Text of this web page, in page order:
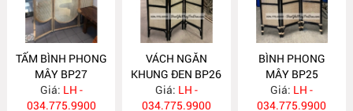
TẤM BÌNH PHONG
MÂY BP27
Giá: LH -
034.775.9900
VÁCH NGĂN
KHUNG ĐEN BP26
Giá: LH -
034.775.9900
BÌNH PHONG
MÂY BP25
Giá: LH -
034.775.9900